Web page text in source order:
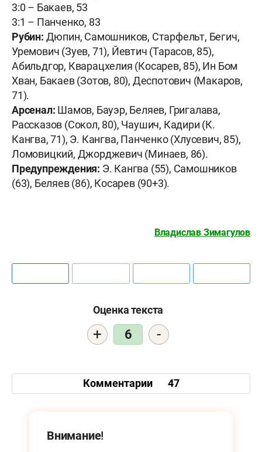
3:0 – Бакаев, 53
3:1 – Панченко, 83
Рубин: Дюпин, Самошников, Старфельт, Бегич,
Уремович (Зуев, 71), Йевтич (Тарасов, 85),
Абильдгор, Кварацхелия (Косарев, 85), Ин Бом
Хван, Бакаев (Зотов, 80), Деспотович (Макаров,
71).
Арсенал: Шамов, Бауэр, Беляев, Григалава,
Рассказов (Сокол, 80), Чаушич, Кадири (К.
Кангва, 71), Э. Кангва, Панченко (Хлусевич, 85),
Ломовицкий, Джорджевич (Минаев, 86).
Предупреждения: Э. Кангва (55), Самошников
(63), Беляев (86), Косарев (90+3).
Владислав Зимагулов
Оценка текста
+ 6 -
Комментарии 47
Внимание!